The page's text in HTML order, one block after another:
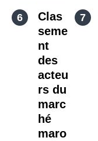
Clas
seme
nt
des
acteu
rs du
marc
hé
maro